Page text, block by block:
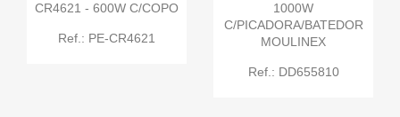
CR4621 - 600W C/COPO
Ref.: PE-CR4621
1000W
C/PICADORA/BATEDOR
MOULINEX
Ref.: DD655810